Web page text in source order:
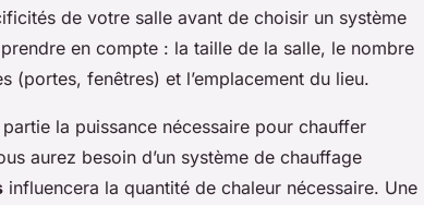
de votre salle avant de choisir un système
en compte : la taille de la salle, le nombre
(portes, fenêtres) et l’emplacement du lieu.
la puissance nécessaire pour chauffer
aurez besoin d’un système de chauffage
influencera la quantité de chaleur nécessaire. Une